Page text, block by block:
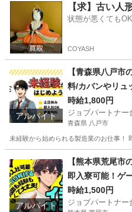
京都 舞鶴市 工場 スタッフ
【求】古い人
状態が悪くても
COYASH
アルバイト
【青森県八戸市
料/カバンやリュ
時給1,800円
ジョブパートナー
青森県 八戸市
未経験から始められる製造業のお仕事！
工場 個室
アルバイト
【熊本県荒尾市
即入寮可能！ゲ
フ
時給1,500円
ジョブパートナー